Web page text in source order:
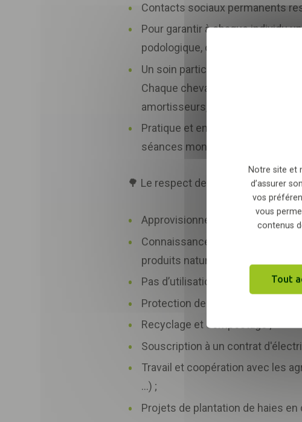
Contacts sociaux permanents
Pour garantir à chaque individu
podologique, dentaire et
Un soin particulier est apporté
Chaque cheval a son propre
amortisseurs, filet, mors,
Pratique et enseignement d'une
séances montées.
🌳 Le respect de l’environnement
Approvisionnement local en foin,
Connaissance des provenances
produits naturels ;
Pas d’utilisation de produits
Protection des cours d'eau et
Recyclage et compostage ;
Souscription à un contrat
Travail et coopération avec les
…) ;
Projets de plantation de haies en
Sélectionnez nombre de
En envoyant le formulaire,
relation commerciale qui peut
Notre site et
d’assurer
vos
vous
contenus
Tout